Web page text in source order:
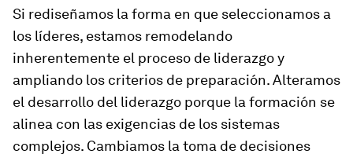
Si rediseñamos la forma en que seleccionamos a
los líderes, estamos remodelando
inherentemente el proceso de liderazgo y
ampliando los criterios de preparación. Alteramos
el desarrollo del liderazgo porque la formación se
alinea con las exigencias de los sistemas
complejos. Cambiamos la toma de decisiones